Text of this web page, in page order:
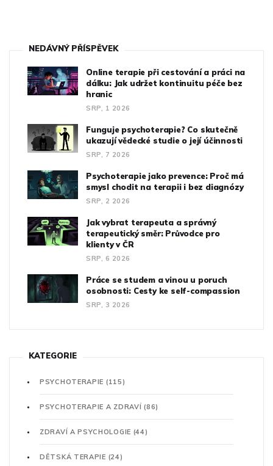
NEDÁVNÝ PŘÍSPĚVEK
Online terapie při cestování a práci na
dálku: Jak udržet kontinuitu péče bez
hranic
SRP, 1 2026
Funguje psychoterapie? Co skutečně
ukazují vědecké studie o její účinnosti
SRP, 7 2026
Psychoterapie jako prevence: Proč má
smysl chodit na terapii i bez diagnózy
SRP, 2 2026
Jak vybrat terapeuta a správný
terapeutický směr: Průvodce pro
klienty v ČR
SRP, 6 2026
Práce se studem a vinou u poruch
osobnosti: Cesty ke self-compassion
SRP, 3 2026
KATEGORIE
PSYCHOTERAPIE (115)
PSYCHOTERAPIE A ZDRAVÍ(86)
ZDRAVÍ A PSYCHOLOGIE (44)
DĚTSKÁ TERAPIE (24)